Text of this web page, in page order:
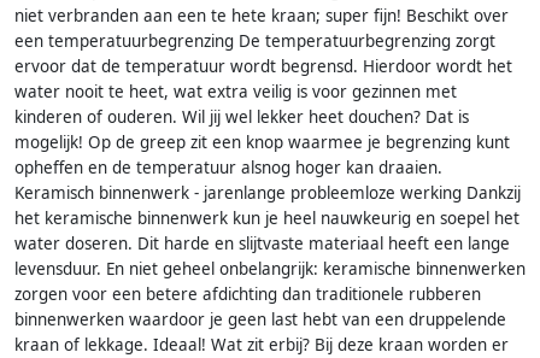
niet verbranden aan een te hete kraan; super fijn! Beschikt over
een temperatuurbegrenzing De temperatuurbegrenzing zorgt
ervoor dat de temperatuur wordt begrensd. Hierdoor wordt het
water nooit te heet, wat extra veilig is voor gezinnen met
kinderen of ouderen. Wil jij wel lekker heet douchen? Dat is
mogelijk! Op de greep zit een knop waarmee je begrenzing kunt
opheffen en de temperatuur alsnog hoger kan draaien.
Keramisch binnenwerk - jarenlange probleemloze werking Dankzij
het keramische binnenwerk kun je heel nauwkeurig en soepel het
water doseren. Dit harde en slijtvaste materiaal heeft een lange
levensduur. En niet geheel onbelangrijk: keramische binnenwerken
zorgen voor een betere afdichting dan traditionele rubberen
binnenwerken waardoor je geen last hebt van een druppelende
kraan of lekkage. Ideaal! Wat zit erbij? Bij deze kraan worden er